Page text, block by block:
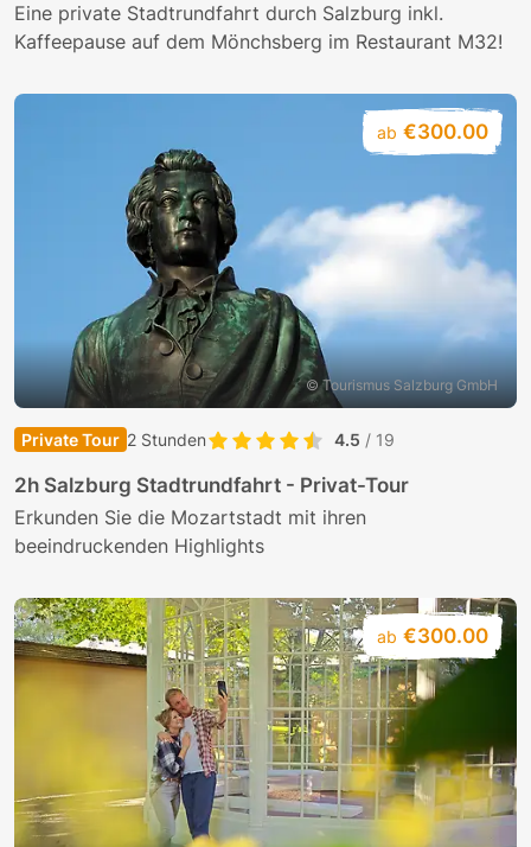
Eine private Stadtrundfahrt durch Salzburg inkl.
Kaffeepause auf dem Mönchsberg im Restaurant M32!
ab €300.00
© Tourismus Salzburg GmbH
Private Tour 2 Stunden 4.5 / 19
2h Salzburg Stadtrundfahrt - Privat-Tour
Erkunden Sie die Mozartstadt mit ihren
beeindruckenden Highlights
ab €300.00